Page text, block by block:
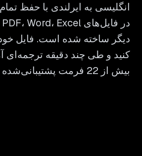
انگلیسی به ایرلندی با حفظ
دیگر ساخته شده است. فایل خود
کنید و طی چند دقیقه ترجمه‌ای
بیش از 22 فرمت پشتیبانی‌شده دریافت کنید.